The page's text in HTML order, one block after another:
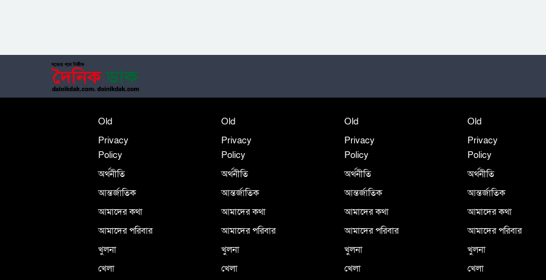
Old
Privacy
Policy
অর্থনীতি
আন্তর্জাতিক
আমাদের কথা
আমাদের পরিবার
খুলনা
খেলা
Old
Privacy
Policy
অর্থনীতি
আন্তর্জাতিক
আমাদের কথা
আমাদের পরিবার
খুলনা
খেলা
Old
Privacy
Policy
অর্থনীতি
আন্তর্জাতিক
আমাদের কথা
আমাদের পরিবার
খুলনা
খেলা
Old
Privacy
Policy
অর্থনীতি
আন্তর্জাতিক
আমাদের কথা
আমাদের পরিবার
খুলনা
খেলা